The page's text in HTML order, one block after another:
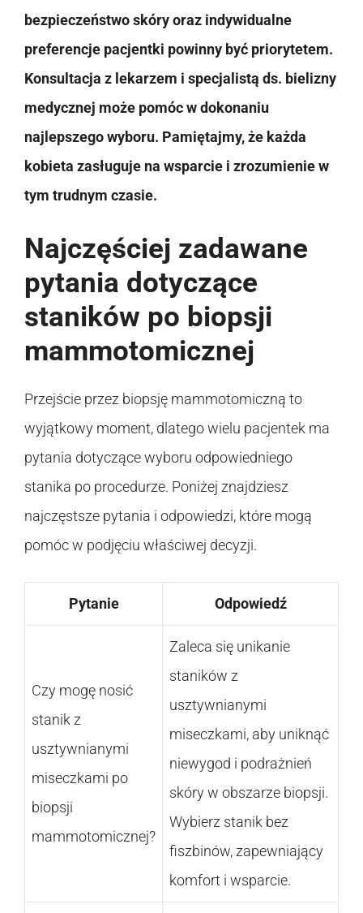
bezpieczeństwo skóry oraz indywidualne
preferencje pacjentki powinny być priorytetem.
Konsultacja z lekarzem i specjalistą ds. bielizny
medycznej może pomóc w dokonaniu
najlepszego wyboru. Pamiętajmy, że każda
kobieta zasługuje na wsparcie i zrozumienie w
tym trudnym czasie.
Najczęściej zadawane
pytania dotyczące
staników po biopsji
mammotomicznej
Przejście przez biopsję mammotomiczną to
wyjątkowy moment, dlatego wielu pacjentek ma
pytania dotyczące wyboru odpowiedniego
stanika po procedurze. Poniżej znajdziesz
najczęstsze pytania i odpowiedzi, które mogą
pomóc w podjęciu właściwej decyzji.
Pytanie Odpowiedź
Czy mogę nosić
stanik z
usztywnianymi
miseczkami po
biopsji
mammotomicznej?
Zaleca się unikanie
staników z
usztywnianymi
miseczkami, aby uniknąć
niewygod i podrażnień
skóry w obszarze biopsji.
Wybierz stanik bez
fiszbinów, zapewniający
komfort i wsparcie.